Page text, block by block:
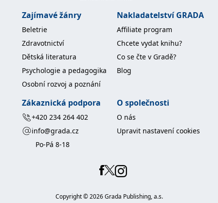
Zajímavé žánry
Beletrie
Zdravotnictví
Dětská literatura
Psychologie a pedagogika
Osobní rozvoj a poznání
Nakladatelství GRADA
Affiliate program
Chcete vydat knihu?
Co se čte v Gradě?
Blog
Zákaznická podpora
+420 234 264 402
info@grada.cz
Po-Pá 8-18
O společnosti
O nás
Upravit nastavení cookies
Copyright ©2026Grada Publishing, a.s.